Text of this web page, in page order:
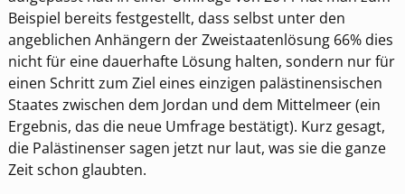
Beispiel bereits festgestellt, dass selbst unter den
angeblichen Anhängern der Zweistaatenlösung 66% dies
nicht für eine dauerhafte Lösung halten, sondern nur für
einen Schritt zum Ziel eines einzigen palästinensischen
Staates zwischen dem Jordan und dem Mittelmeer (ein
Ergebnis, das die neue Umfrage bestätigt). Kurz gesagt,
die Palästinenser sagen jetzt nur laut, was sie die ganze
Zeit schon glaubten.